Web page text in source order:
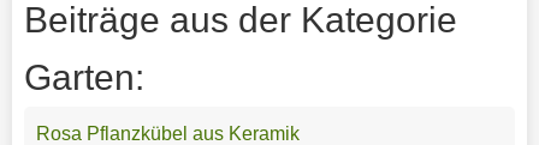
Beiträge aus der Kategorie
Garten:
Rosa Pflanzkübel aus Keramik